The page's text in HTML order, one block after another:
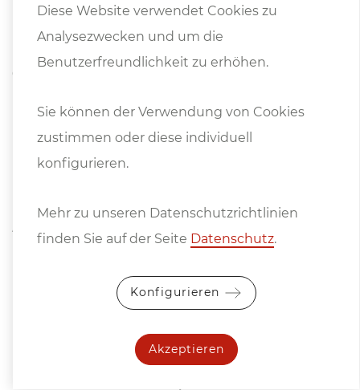
Optionen
Alternative:
Hydraulikvorschub) € 61.900,--
Diese Website verwendet Cookies zu
Analysezwecken und um die
Benutzerfreundlichkeit zu erhöhen.
Sie können der Verwendung von Cookies
zustimmen oder diese individuell
konfigurieren.
Mehr zu unseren Datenschutzrichtlinien
finden Sie auf der Seite Datenschutz.
Konfigurieren
Akzeptieren